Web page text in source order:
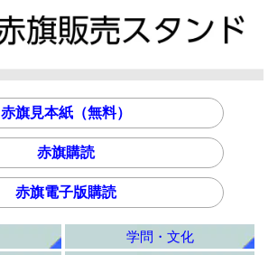
赤旗見本紙（無料）
赤旗購読
赤旗電子版購読
学問・文化